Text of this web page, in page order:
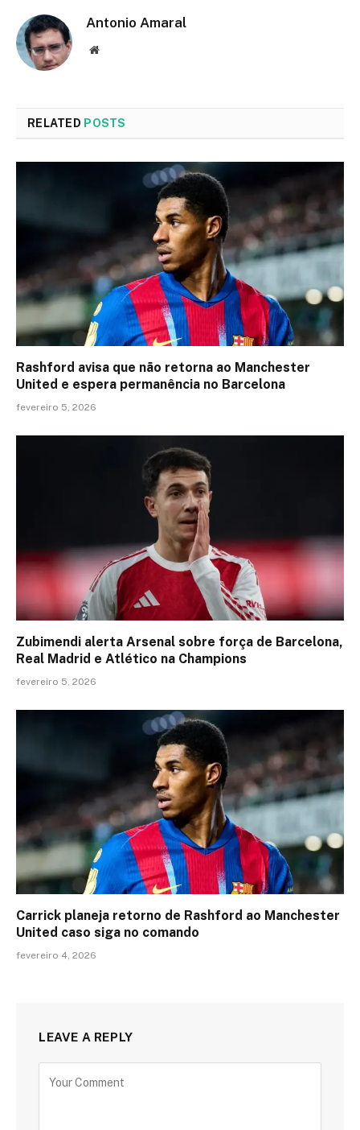
Antonio Amaral
Website
RELATED POSTS
Rashford avisa que não retorna ao Manchester
United e espera permanência no Barcelona
fevereiro 5, 2026
Zubimendi alerta Arsenal sobre força de Barcelona,
Real Madrid e Atlético na Champions
fevereiro 5, 2026
Carrick planeja retorno de Rashford ao Manchester
United caso siga no comando
fevereiro 4, 2026
LEAVE A REPLY